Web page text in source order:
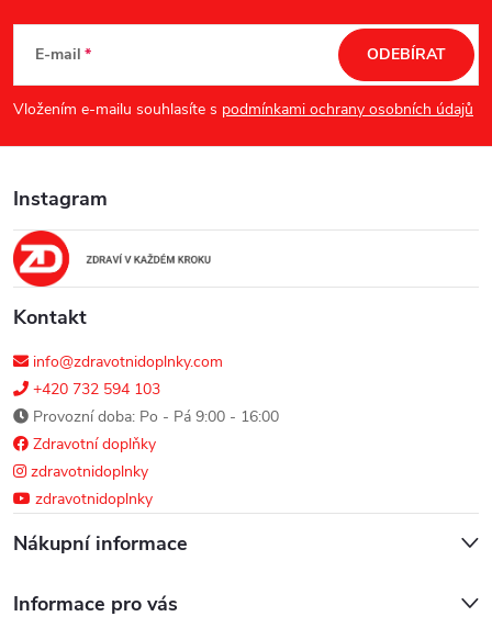
p
a
t
E-mail
Vložením e-mailu souhlasíte s podmínkami ochrany osobních údajů
ODEBÍRAT
Instagram
Kontakt
info@zdravotnidoplnky.com
+420 732 594 103
Provozní doba: Po - Pá 9:00 - 16:00
Zdravotní doplňky
zdravotnidoplnky
zdravotnidoplnky
Nákupní informace
Informace pro vás